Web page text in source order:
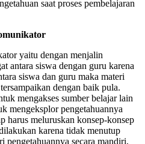
saat proses pembelajaran
yaitu dengan menjalin
antara siswa dengan guru karena
siswa dan guru maka materi
dengan baik pula.
mengakses sumber belajar lain
mengeksplor pengetahuannya
harus meluruskan konsep-konsep
karena tidak menutup
pengetahuannya secara mandiri,